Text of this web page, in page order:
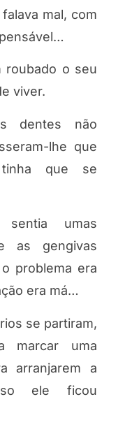
mal, com
roubado o seu
viver.
dentes não
lhe que
que se
sentia umas
as gengivas
problema era
era má…
se partiram,
marcar uma
arranjarem a
ele ficou